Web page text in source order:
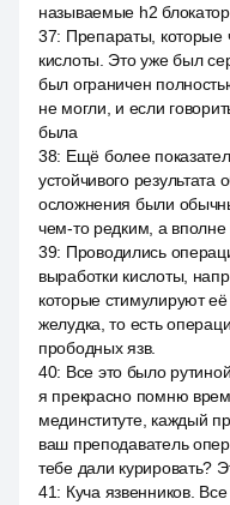
называемые h2
37: Препараты, которые
кислоты. Это уже был
был ограничен
не могли, и если
была
38: Ещё более
устойчивого результата
осложнения были
чем-то редким, а вполне
39: Проводились
выработки кислоты,
которые стимулируют
желудка, то есть
прободных язв.
40: Все это было
я прекрасно помню
мединституте, каждый
ваш преподаватель
тебе дали курировать?
41: Куча язвенников.